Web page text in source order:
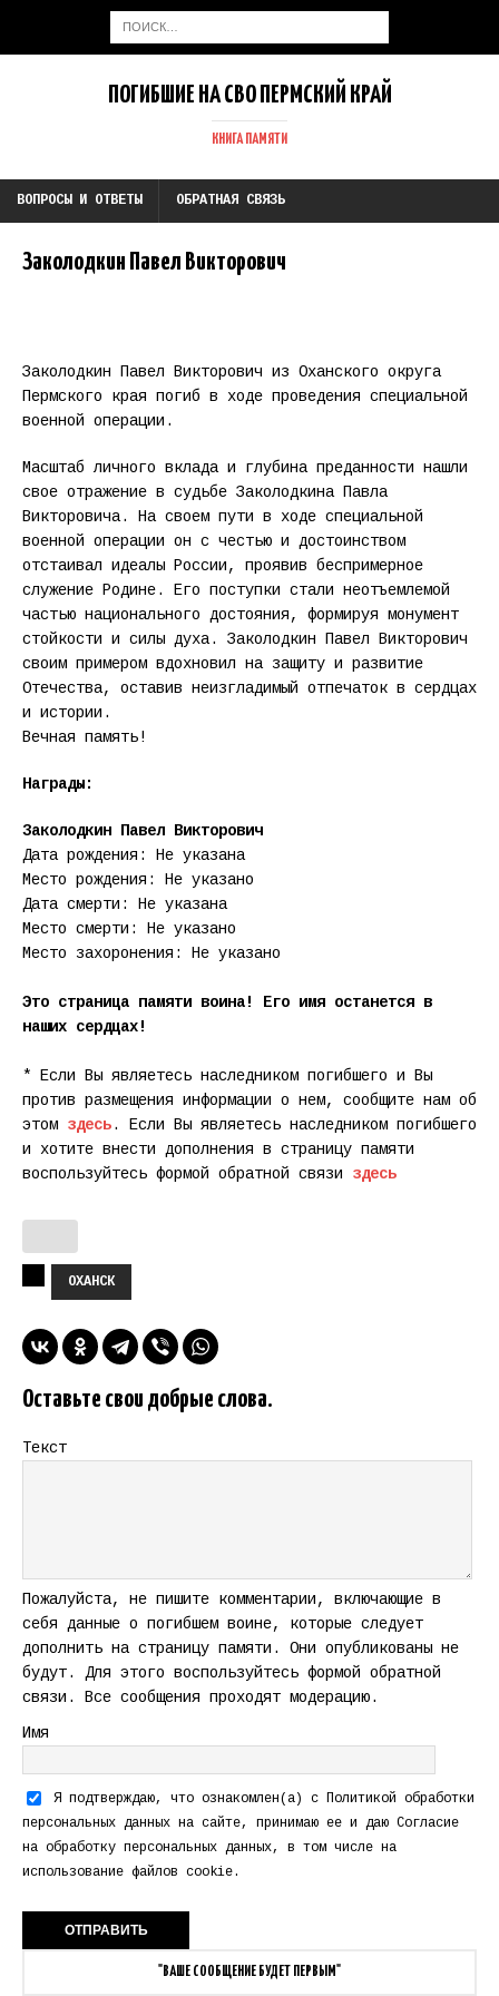
ПОГИБШИЕ НА СВО ПЕРМСКИЙ КРАЙ
КНИГА ПАМЯТИ
ВОПРОСЫ И ОТВЕТЫ ОБРАТНАЯ СВЯЗЬ
Заколодкин Павел Викторович
Заколодкин Павел Викторович из Оханского округа
Пермского края погиб в ходе проведения специальной
военной операции.
Масштаб личного вклада и глубина преданности нашли
свое отражение в судьбе Заколодкина Павла
Викторовича. На своем пути в ходе специальной
военной операции он с честью и достоинством
отстаивал идеалы России, проявив беспримерное
служение Родине. Его поступки стали неотъемлемой
частью национального достояния, формируя монумент
стойкости и силы духа. Заколодкин Павел Викторович
своим примером вдохновил на защиту и развитие
Отечества, оставив неизгладимый отпечаток в сердцах
и истории.
Вечная память!
Награды:
Заколодкин Павел Викторович
Дата рождения: Не указана
Место рождения: Не указано
Дата смерти: Не указана
Место смерти: Не указано
Место захоронения: Не указано
Это страница памяти воина! Его имя останется в
наших сердцах!
* Если Вы являетесь наследником погибшего и Вы
против размещения информации о нем, сообщите нам об
этом здесь. Если Вы являетесь наследником погибшего
и хотите внести дополнения в страницу памяти
воспользуйтесь формой обратной связи здесь
ОХАНСК
Оставьте свои добрые слова.
Текст
Пожалуйста, не пишите комментарии, включающие в
себя данные о погибшем воине, которые следует
дополнить на страницу памяти. Они опубликованы не
будут. Для этого воспользуйтесь формой обратной
связи. Все сообщения проходят модерацию.
Имя
Я подтверждаю, что ознакомлен(а) с Политикой обработки
персональных данных на сайте, принимаю ее и даю Согласие
на обработку персональных данных, в том числе на
использование файлов cookie.
"ВАШЕ СООБЩЕНИЕ БУДЕТ ПЕРВЫМ"